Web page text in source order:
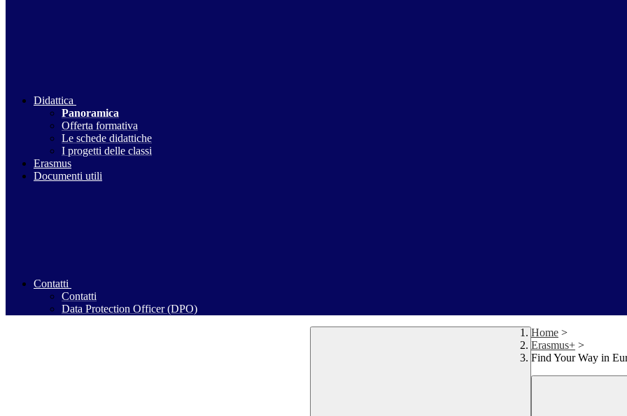
Didattica
Panoramica
Offerta formativa
Le schede didattiche
I progetti delle classi
Erasmus
Documenti utili
Contatti
Contatti
Data Protection Officer (DPO)
Home >
Erasmus+ >
Find Your Way in